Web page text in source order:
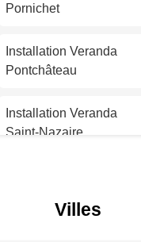
Nantes
Installation Veranda
Strasbourg
Installation Veranda
Montpellier
Pornichet
Installation Veranda
Pontchâteau
Installation Veranda
Saint-Nazaire
Villes